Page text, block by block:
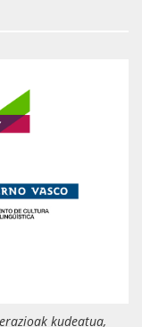
kudeatua,